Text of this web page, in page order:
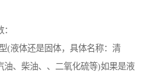
(液体还是固体，具体名称：清
油、柴油、、二氧化硫等)如果是液